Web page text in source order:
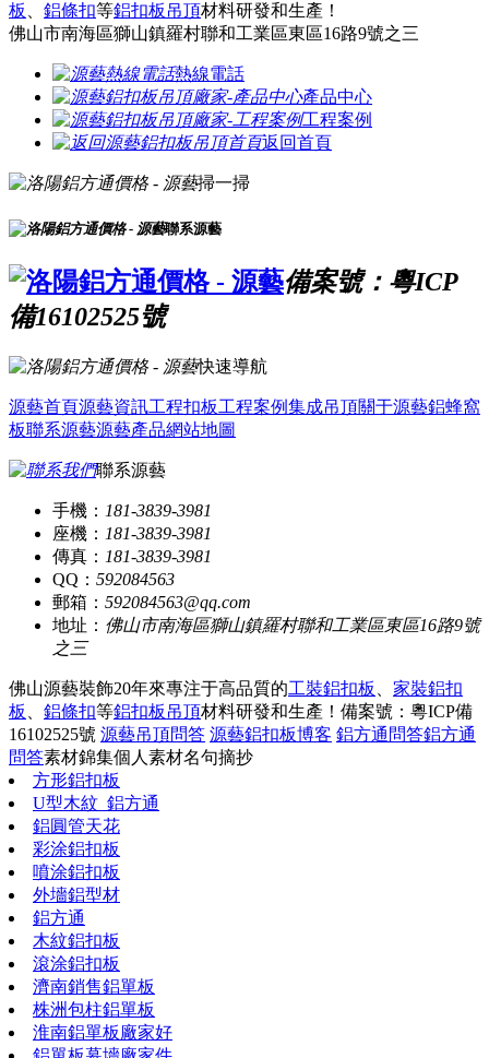
板
鋁條扣等鋁扣板吊頂材料研發和生產！
佛山市南海區獅山鎮羅村聯和工業區東區16路9號之三
熱線電話
產品中心
工程案例
返回首頁
掃一掃
聯系源藝
備案號：粵ICP
備16102525號
快速導航
源藝首頁源藝資訊工程扣板工程案例集成吊頂關于源藝鋁蜂窩
板聯系源藝源藝產品網站地圖
聯系源藝
手機： 181-3839-3981
座機： 181-3839-3981
傳真： 181-3839-3981
QQ： 592084563
郵箱： 592084563@qq.com
地址： 佛山市南海區獅山鎮羅村聯和工業區東區16路9號
之三
佛山源藝裝飾20年來專注于高品質的工裝鋁扣板
家裝鋁扣
板
鋁條扣等鋁扣板吊頂材料研發和生產！ 備案號：粵ICP備
16102525號 源藝吊頂問答 源藝鋁扣板博客 鋁方通問答鋁方通
問答素材錦集個人素材名句摘抄
方形鋁扣板
U型木紋_鋁方通
鋁圓管天花
彩涂鋁扣板
噴涂鋁扣板
外墻鋁型材
鋁方通
木紋鋁扣板
滾涂鋁扣板
濟南銷售鋁單板
株洲包柱鋁單板
淮南鋁單板廠家好